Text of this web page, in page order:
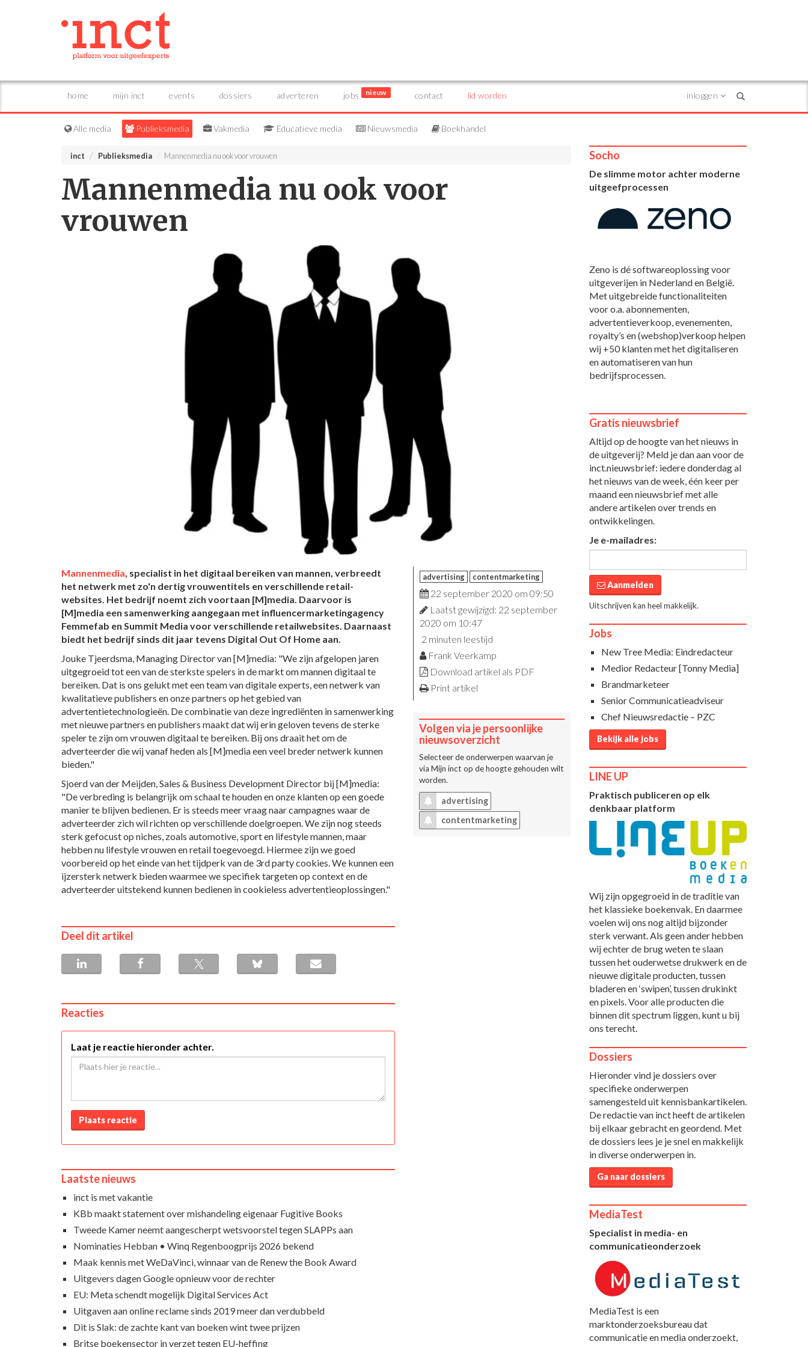
home mijn inct events dossiers adverteren jobs nieuw contact lid worden inloggen
Alle media Publieksmedia Vakmedia Educatieve media Nieuwsmedia Boekhandel
inct Publieksmedia Mannenmedia nu ook voor vrouwen
Mannenmedia nu ook voor
vrouwen
Mannenmedia, specialist in het digitaal bereiken van mannen, verbreedt
het netwerk met zo'n dertig vrouwentitels en verschillende retail-
websites. Het bedrijf noemt zich voortaan [M]media. Daarvoor is
[M]media een samenwerking aangegaan met influencermarketingagency
Femmefab en Summit Media voor verschillende retailwebsites. Daarnaast
biedt het bedrijf sinds dit jaar tevens Digital Out Of Home aan.
Jouke Tjeerdsma, Managing Director van [M]media: "We zijn afgelopen jaren
uitgegroeid tot een van de sterkste spelers in de markt om mannen digitaal te
bereiken. Dat is ons gelukt met een team van digitale experts, een netwerk van
kwalitatieve publishers en onze partners op het gebied van
advertentietechnologieën. De combinatie van deze ingrediënten in samenwerking
met nieuwe partners en publishers maakt dat wij erin geloven tevens de sterke
speler te zijn om vrouwen digitaal te bereiken. Bij ons draait het om de
adverteerder die wij vanaf heden als [M]media een veel breder netwerk kunnen
bieden."
Sjoerd van der Meijden, Sales & Business Development Director bij [M]media:
"De verbreding is belangrijk om schaal te houden en onze klanten op een goede
manier te blijven bedienen. Er is steeds meer vraag naar campagnes waar de
adverteerder zich wil richten op verschillende doelgroepen. We zijn nog steeds
sterk gefocust op niches, zoals automotive, sport en lifestyle mannen, maar
hebben nu lifestyle vrouwen en retail toegevoegd. Hiermee zijn we goed
voorbereid op het einde van het tijdperk van de 3rd party cookies. We kunnen een
ijzersterk netwerk bieden waarmee we specifiek targeten op context en de
adverteerder uitstekend kunnen bedienen in cookieless advertentieoplossingen."
advertising contentmarketing
22 september 2020 om 09:50
Laatst gewijzigd: 22 september
2020 om 10:47
2 minuten leestijd
Frank Veerkamp
Download artikel als PDF
Print artikel
Volgen via je persoonlijke
nieuwsoverzicht
Selecteer de onderwerpen waarvan je
via Mijn inct op de hoogte gehouden wilt
worden.
advertising
contentmarketing
Deel dit artikel
Reacties
Laat je reactie hieronder achter.
Plaats reactie
Laatste nieuws
inct is met vakantie
KBb maakt statement over mishandeling eigenaar Fugitive Books
Tweede Kamer neemt aangescherpt wetsvoorstel tegen SLAPPs aan
Nominaties Hebban • Winq Regenboogprijs 2026 bekend
Maak kennis met WeDaVinci, winnaar van de Renew the Book Award
Uitgevers dagen Google opnieuw voor de rechter
EU: Meta schendt mogelijk Digital Services Act
Uitgaven aan online reclame sinds 2019 meer dan verdubbeld
Dit is Slak: de zachte kant van boeken wint twee prijzen
Britse boekensector in verzet tegen EU-heffing
Socho
De slimme motor achter moderne
uitgeefprocessen
Zeno is dé softwareoplossing voor
uitgeverijen in Nederland en België.
Met uitgebreide functionaliteiten
voor o.a. abonnementen,
advertentieverkoop, evenementen,
royalty’s en (webshop)verkoop helpen
wij +50 klanten met het digitaliseren
en automatiseren van hun
bedrijfsprocessen.
Gratis nieuwsbrief
Altijd op de hoogte van het nieuws in
de uitgeverij? Meld je dan aan voor de
inct.nieuwsbrief: iedere donderdag al
het nieuws van de week, één keer per
maand een nieuwsbrief met alle
andere artikelen over trends en
ontwikkelingen.
Je e-mailadres:
Aanmelden
Uitschrijven kan heel makkelijk.
Jobs
New Tree Media: Eindredacteur
Medior Redacteur [Tonny Media]
Brandmarketeer
Senior Communicatieadviseur
Chef Nieuwsredactie – PZC
Bekijk alle jobs
LINE UP
Praktisch publiceren op elk
denkbaar platform
Wij zijn opgegroeid in de traditie van
het klassieke boekenvak. En daarmee
voelen wij ons nog altijd bijzonder
sterk verwant. Als geen ander hebben
wij echter de brug weten te slaan
tussen het ouderwetse drukwerk en de
nieuwe digitale producten, tussen
bladeren en ‘swipen’, tussen drukinkt
en pixels. Voor alle producten die
binnen dit spectrum liggen, kunt u bij
ons terecht.
Dossiers
Hieronder vind je dossiers over
specifieke onderwerpen
samengesteld uit kennisbankartikelen.
De redactie van inct heeft de artikelen
bij elkaar gebracht en geordend. Met
de dossiers lees je je snel en makkelijk
in diverse onderwerpen in.
Ga naar dossiers
MediaTest
Specialist in media- en
communicatieonderzoek
MediaTest is een
marktonderzoeksbureau dat
communicatie en media onderzoekt,